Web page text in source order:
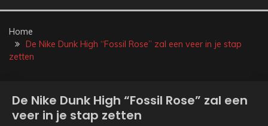
Home
De Nike Dunk High “Fossil Rose” zal een veer in je stap
zetten
De Nike Dunk High “Fossil Rose” zal een
veer in je stap zetten